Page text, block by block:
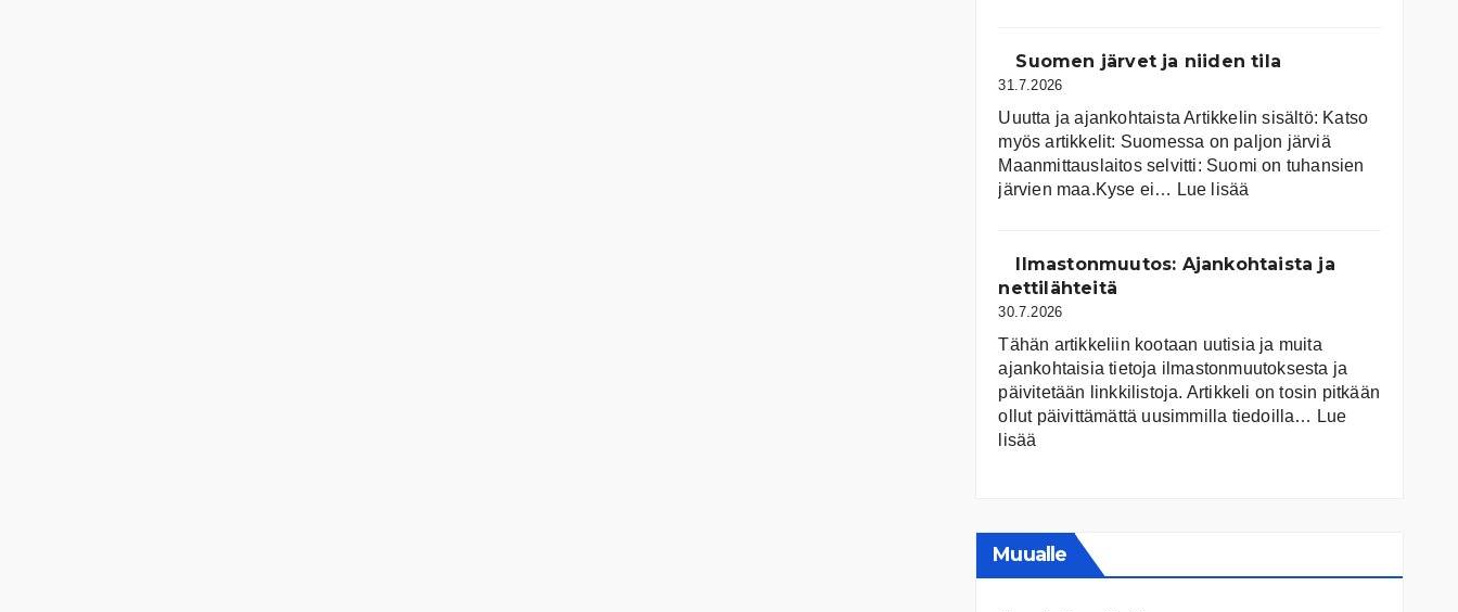
Suomen järvet ja niiden tila
31.7.2026
Uuutta ja ajankohtaista Artikkelin sisältö: Katso
myös artikkelit: Suomessa on pal­jon jär­viä
Maanmittauslaitos selvitti: Suomi on tuhansien
järvien maa.Kyse ei… Lue lisää
ja
Ilmastonmuutos: Ajankohtaista ja
nettilähteitä
30.7.2026
Tähän artikkeliin kootaan uutisia ja muita
ajankohtaisia tietoja ilmastonmuutoksesta ja
päivitetään linkkilistoja. Artikkeli on tosin pitkään
ollut päivittämättä uusimmilla tiedoilla… Lue
lisää
nettilähteitä
Muualle